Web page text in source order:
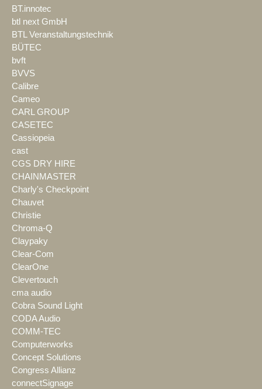
BT.innotec
btl next GmbH
BTL Veranstaltungstechnik
BÜTEC
bvft
BVVS
Calibre
Cameo
CARL GROUP
CASETEC
Cassiopeia
cast
CGS DRY HIRE
CHAINMASTER
Charly's Checkpoint
Chauvet
Christie
Chroma-Q
Claypaky
Clear-Com
ClearOne
Clevertouch
cma audio
Cobra Sound Light
CODA Audio
COMM-TEC
Computerworks
Concept Solutions
Congress Allianz
connectSignage